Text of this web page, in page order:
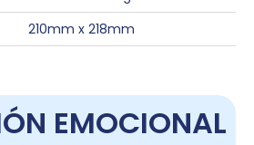
210mm x 218mm
EMOCIONAL